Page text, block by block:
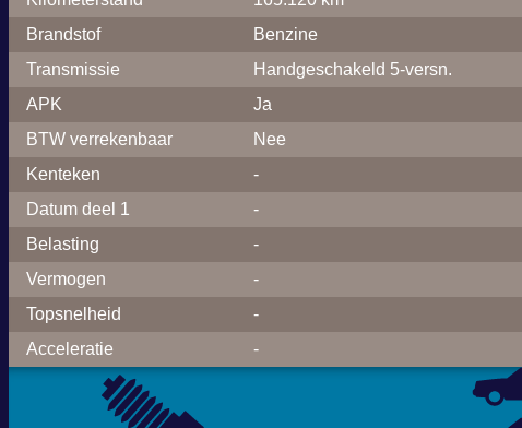
Brandstof
Benzine
Transmissie
Handgeschakeld 5-versn.
APK
Ja
BTW verrekenbaar
Nee
Kenteken
-
Datum deel 1
-
Belasting
-
Vermogen
-
Topsnelheid
-
Acceleratie
-